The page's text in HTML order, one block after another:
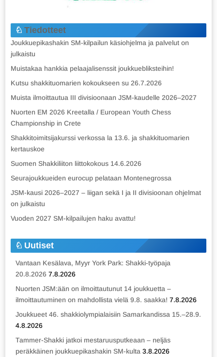
Tiedotteet
Joukkuepikashakin SM-kilpailun käsiohjelma ja palvelut on
julkaistu
Muistakaa hankkia pelaajalisenssit joukkuebliksteihin!
Kutsu shakkituomarien kokoukseen su 26.7.2026
Muista ilmoittautua III divisioonaan JSM-kaudelle 2026–2027
Nuorten EM 2026 Kreetalla / European Youth Chess
Championship in Crete
Shakkitoimitsijakurssi verkossa la 13.6. ja shakkituomarien
kertauskoe
Suomen Shakkiliiton liittokokous 14.6.2026
Seurajoukkueiden eurocup pelataan Montenegrossa
JSM-kausi 2026–2027 – liigan sekä I ja II divisioonan ohjelmat
on julkaistu
Vuoden 2027 SM-kilpailujen haku avattu!
Uutiset
Vantaan Kesälava, Myyr York Park: Shakki-työpaja
20.8.2026 7.8.2026
Nuorten JSM:ään on ilmoittautunut 14 joukkuetta –
ilmoittautuminen on mahdollista vielä 9.8. saakka! 7.8.2026
Joukkueet 46. shakkiolympialaisiin Samarkandissa 15.–28.9.
4.8.2026
Tammer-Shakki jatkoi mestaruusputkeaan – neljäs
peräkkäinen joukkuepikashakin SM-kulta 3.8.2026